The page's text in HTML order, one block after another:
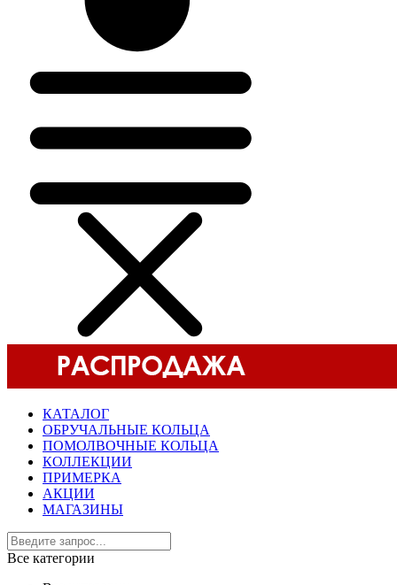
КАТАЛОГ
ОБРУЧАЛЬНЫЕ КОЛЬЦА
ПОМОЛВОЧНЫЕ КОЛЬЦА
КОЛЛЕКЦИИ
ПРИМЕРКА
АКЦИИ
МАГАЗИНЫ
Все категории